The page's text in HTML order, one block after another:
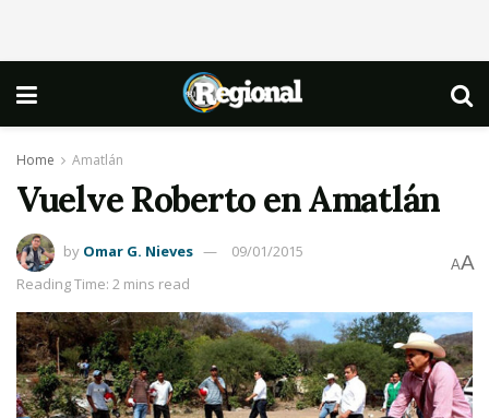
Home Amatlán
Vuelve Roberto en Amatlán
by Omar G. Nieves
09/01/2015
Reading Time: 2 mins read
AA